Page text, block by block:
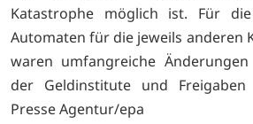
Katastrophe möglich ist. Für
Automaten für die jeweils anderen
waren umfangreiche
der Geldinstitute und Freigaben
Presse Agentur/epa